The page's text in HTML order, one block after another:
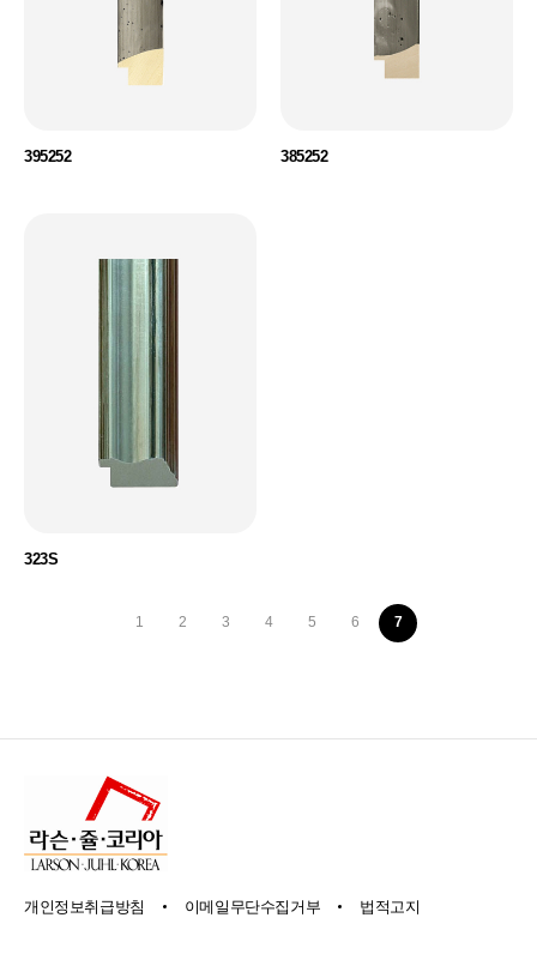
395252 385252
323S
1 2 3 4 5 6 7
개인정보취급방침 이메일무단수집거부 법적고지